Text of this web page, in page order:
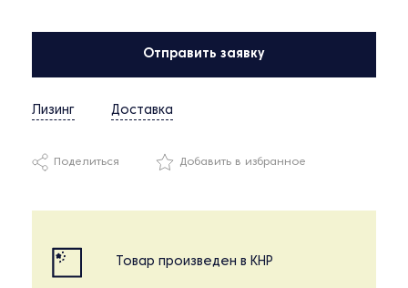
Отправить заявку
Лизинг Доставка
Поделиться Добавить в избранное
Товар произведен в КНР